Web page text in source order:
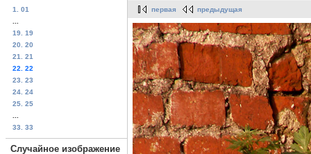
1. 01
19. 19
20. 20
21. 21
22. 22
23. 23
24. 24
25. 25
33. 33
Случайное изображение
первая предыдущая